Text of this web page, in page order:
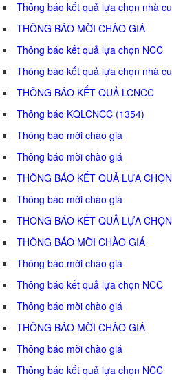
Thông báo kết quả lựa chọn nhà
THÔNG BÁO MỜI CHÀO GIÁ
Thông báo kết quả lựa chọn NCC
Thông báo kết quả lựa chọn nhà
THÔNG BÁO KẾT QUẢ LCNCC
Thông báo KQLCNCC (1354)
Thông báo mời chào giá
Thông báo mời chào giá
THÔNG BÁO KẾT QUẢ LỰA
Thông báo mời chào giá
THÔNG BÁO KẾT QUẢ LỰA
THÔNG BÁO MỜI CHÀO GIÁ
Thông báo mời chào giá
Thông báo kết quả lựa chọn NCC
Thông báo mời chào giá
THÔNG BÁO MỜI CHÀO GIÁ
Thông báo mời chào giá
Thông báo kết quả lựa chọn NCC